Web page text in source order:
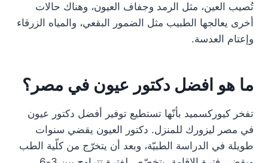
تُصيب العين، مثل الرمد وجفاف العيون، وهناك حالات
أخرى يعالجها الطبيب مثل الضمور البقعي، والمياه الزرقاء
وإعتام العدسة.
ما هو افضل دكتور عيون في مصر؟
تفخر كيوركسميد بأنّها تستطيع توفير أفضل دكتور عيون
في مصر ليزورك للمنزل. دكتور العيون يقضي سنوات
طويلة في الدراسة الطبيّة، وبعد أن يتخرّج من كلّية الطب